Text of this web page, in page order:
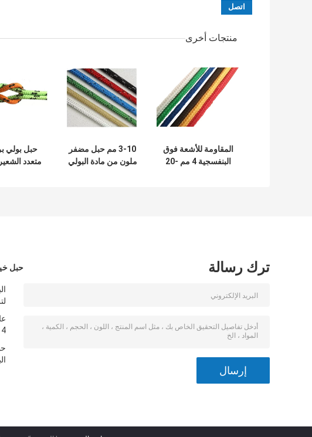
منتجات أخرى
المقاومة للأشعة فوق
البنفسجية 4 مم -20
3-10 مم حبل مضفر
ملون من مادة البولي
حبل بولي
متعدد
حبل
4 متر / لفة 50 قدم مع الموتر
ترك رسالة